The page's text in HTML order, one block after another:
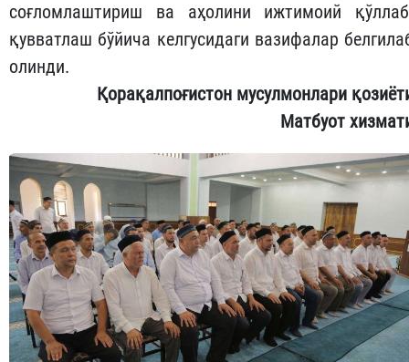
соғломлаштириш ва аҳолини ижтимоий
қувватлаш бўйича келгусидаги вазифалар
олинди.
Қорақалпоғистон мусулмонлари
Матбуот